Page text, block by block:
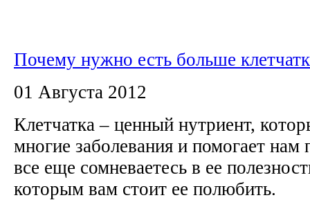
Почему нужно есть больше
01 Августа 2012
Клетчатка – ценный нутриент,
многие заболевания и помогает нам
все еще сомневаетесь в ее
которым вам стоит ее полюбить.